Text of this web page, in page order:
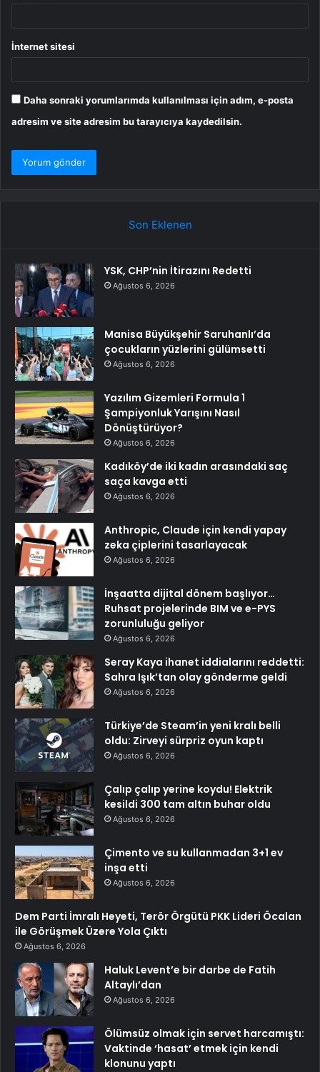
İnternet sitesi
Daha sonraki yorumlarımda kullanılması için adım, e-posta
adresim ve site adresim bu tarayıcıya kaydedilsin.
Son Eklenen
YSK, CHP’nin İtirazını Redetti
Ağustos 6, 2026
Manisa Büyükşehir Saruhanlı’da
çocukların yüzlerini gülümsetti
Ağustos 6, 2026
Yazılım Gizemleri Formula 1
Şampiyonluk Yarışını Nasıl
Dönüştürüyor?
Ağustos 6, 2026
Kadıköy’de iki kadın arasındaki saç
saça kavga etti
Ağustos 6, 2026
Anthropic, Claude için kendi yapay
zeka çiplerini tasarlayacak
Ağustos 6, 2026
İnşaatta dijital dönem başlıyor…
Ruhsat projelerinde BIM ve e-PYS
zorunluluğu geliyor
Ağustos 6, 2026
Seray Kaya ihanet iddialarını reddetti:
Sahra Işık’tan olay gönderme geldi
Ağustos 6, 2026
Türkiye’de Steam’in yeni kralı belli
oldu: Zirveyi sürpriz oyun kaptı
Ağustos 6, 2026
Çalıp çalıp yerine koydu! Elektrik
kesildi 300 tam altın buhar oldu
Ağustos 6, 2026
Çimento ve su kullanmadan 3+1 ev
inşa etti
Ağustos 6, 2026
Dem Parti İmralı Heyeti, Terör Örgütü PKK Lideri Öcalan
ile Görüşmek Üzere Yola Çıktı
Ağustos 6, 2026
Haluk Levent’e bir darbe de Fatih
Altaylı’dan
Ağustos 6, 2026
Ölümsüz olmak için servet harcamıştı:
Vaktinde ‘hasat’ etmek için kendi
klonunu yaptı